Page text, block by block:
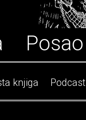
Posao
knjiga Podcast